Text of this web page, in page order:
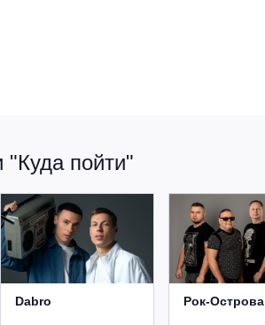
"Куда пойти"
Dabro Рок-Острова